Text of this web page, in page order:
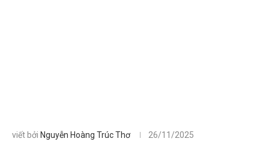
viết bởi Nguyễn Hoàng Trúc Thơ 26/11/2025